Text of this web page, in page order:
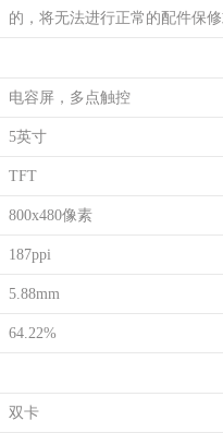
的，将无法进行正常的配件保修
电容屏，多点触控
5英寸
TFT
800x480像素
187ppi
5.88mm
64.22%
双卡